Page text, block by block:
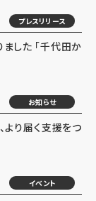
プレスリリース
した 「千代田か
お知らせ
より届く支援をつ
イベント